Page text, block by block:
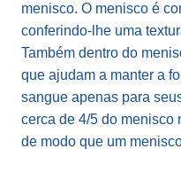
menisco. O menisco é
conferindo-lhe uma
Também dentro do
que ajudam a manter a
sangue apenas para
cerca de 4/5 do menisco
de modo que um